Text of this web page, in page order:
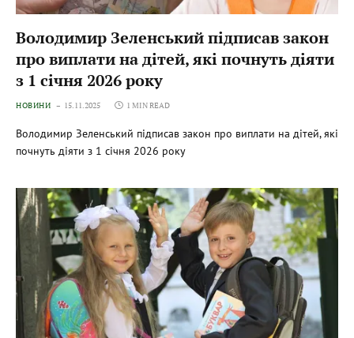
Володимир Зеленський підписав закон
про виплати на дітей, які почнуть діяти
з 1 січня 2026 року
НОВИНИ 15.11.2025 1 MIN READ
Володимир Зеленський підписав закон про виплати на дітей, які
почнуть діяти з 1 січня 2026 року